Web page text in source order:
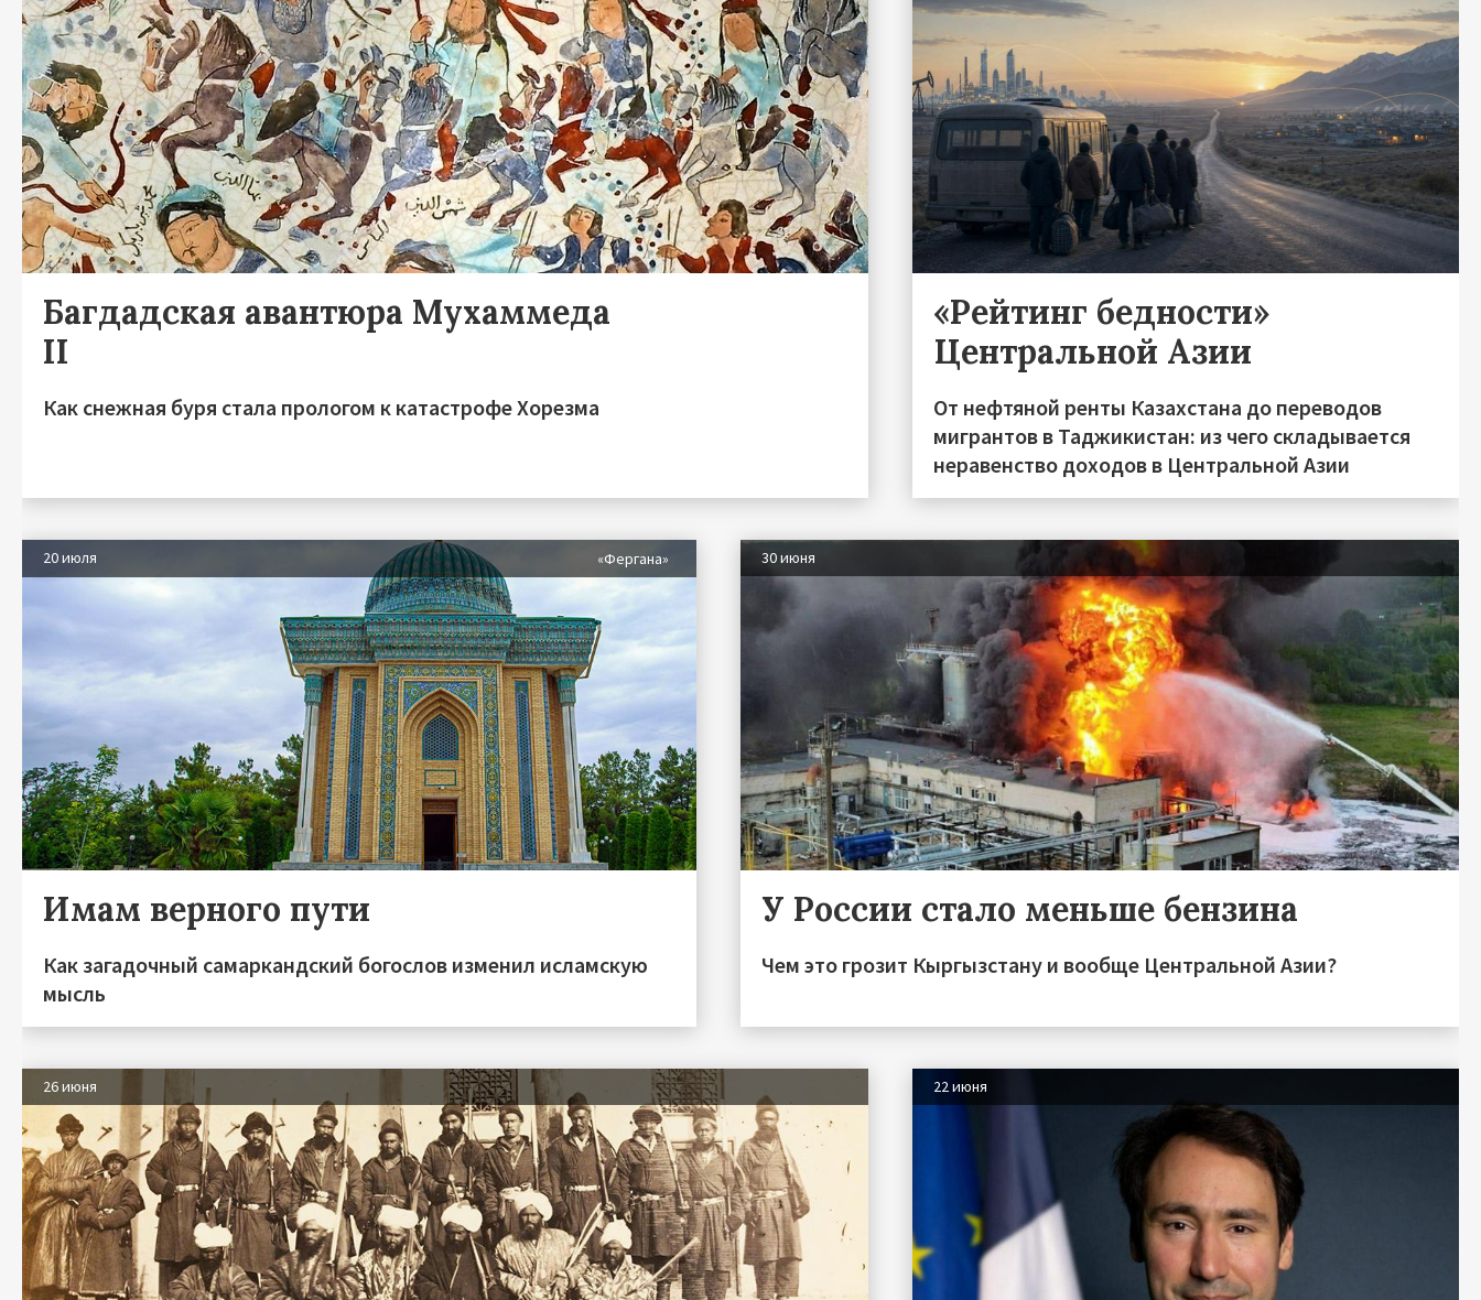
Багдадская авантюра Мухаммеда
II
Как снежная буря стала прологом к катастрофе Хорезма
«Рейтинг бедности»
Центральной Азии
От нефтяной ренты Казахстана до переводов
мигрантов в Таджикистан: из чего складывается
неравенство доходов в Центральной Азии
20 июля «Фергана»
Имам верного пути
Как загадочный самаркандский богослов изменил исламскую
мысль
30 июня
У России стало меньше бензина
Чем это грозит Кыргызстану и вообще Центральной Азии?
26 июня 22 июня